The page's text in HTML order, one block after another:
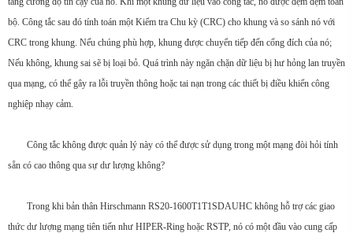
bộ. Công tắc sau đó tính toán một Kiểm tra Chu kỳ (CRC) cho khung và so sánh nó với
CRC trong khung. Nếu chúng phù hợp, khung được chuyển tiếp đến cổng đích của nó;
Nếu không, khung sai sẽ bị loại bỏ. Quá trình này ngăn chặn dữ liệu bị hư hỏng lan truyền
qua mạng, có thể gây ra lỗi truyền thông hoặc tai nạn trong các thiết bị điều khiển công
nghiệp nhạy cảm.
Công tắc không được quản lý này có thể được sử dụng trong một mạng đòi hỏi tính
sẵn có cao thông qua sự dư lượng không?
Trong khi bản thân Hirschmann RS20-1600T1T1SDAUHC không hỗ trợ các giao
thức dư lượng mạng tiên tiến như HIPER-Ring hoặc RSTP, nó có một đầu vào cung cấp